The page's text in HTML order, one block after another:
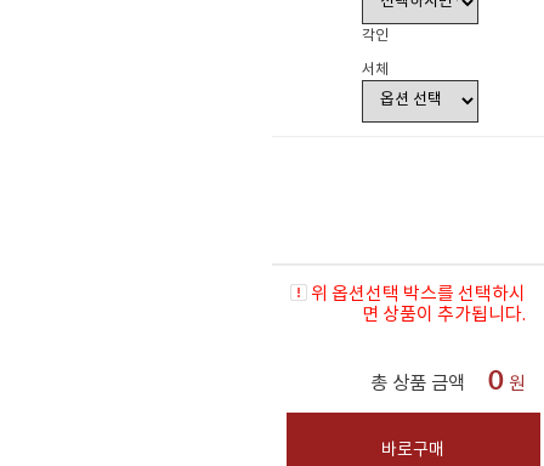
각인
서체
위 옵션선택 박스를 선택하시
면 상품이 추가됩니다.
총 상품 금액 0 원
바로구매